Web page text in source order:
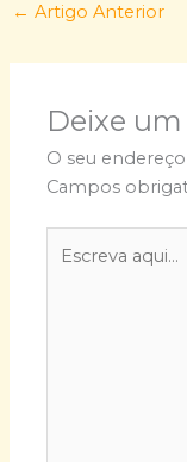
← Artigo Anterior
Deixe
O seu
Campos
aqui...